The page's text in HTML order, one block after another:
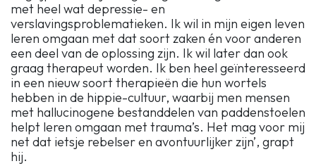
met heel wat depressie- en
verslavingsproblematieken. Ik wil in mijn eigen leven
leren omgaan met dat soort zaken én voor anderen
een deel van de oplossing zijn. Ik wil later dan ook
graag therapeut worden. Ik ben heel geïnteresseerd
in een nieuw soort therapieën die hun wortels
hebben in de hippie-cultuur, waarbij men mensen
met hallucinogene bestanddelen van paddenstoelen
helpt leren omgaan met trauma’s. Het mag voor mij
net dat ietsje rebelser en avontuurlijker zijn’, grapt
hij.